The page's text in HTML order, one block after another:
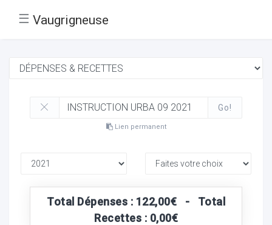
☰ Vaugrigneuse
Go!
Lien permanent
Total Dépenses : 122,00€ - Total
Recettes : 0,00€